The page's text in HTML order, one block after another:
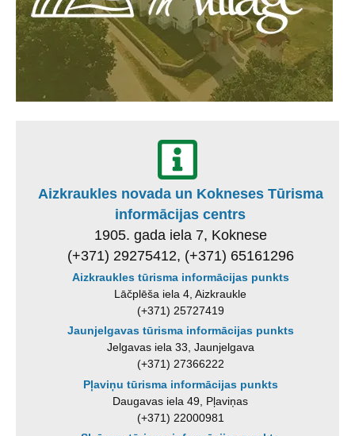
Aizkraukles novada un Kokneses Tūrisma
informācijas centrs
1905. gada iela 7, Koknese
(+371) 29275412, (+371) 65161296
Aizkraukles tūrisma informācijas punkts
Lāčplēša iela 4, Aizkraukle
(+371) 25727419
Jaunjelgavas tūrisma informācijas punkts
Jelgavas iela 33, Jaunjelgava
(+371) 27366222
Pļaviņu tūrisma informācijas punkts
Daugavas iela 49, Pļaviņas
(+371) 22000981